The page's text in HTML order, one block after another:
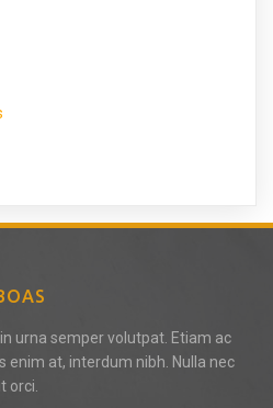
urna semper volutpat. Etiam ac
enim at, interdum nibh. Nulla nec
orci.